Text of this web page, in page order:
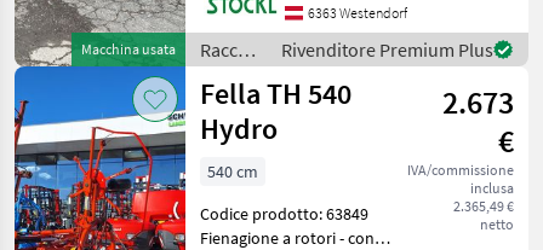
Macchina usata
Westendorf (B) Protezione
contro la perdita dei denti
Raccolta mangimi Vo
6363 Westendorf
Raccolta
mangimi
/ Fella
Rivenditore Premium Plus
Fella TH 540
Hydro
2.673
€
IVA/commissione
inclusa
2.365,49 €
netto
540 cm
Codice prodotto: 63849
Fienagione a rotori - con